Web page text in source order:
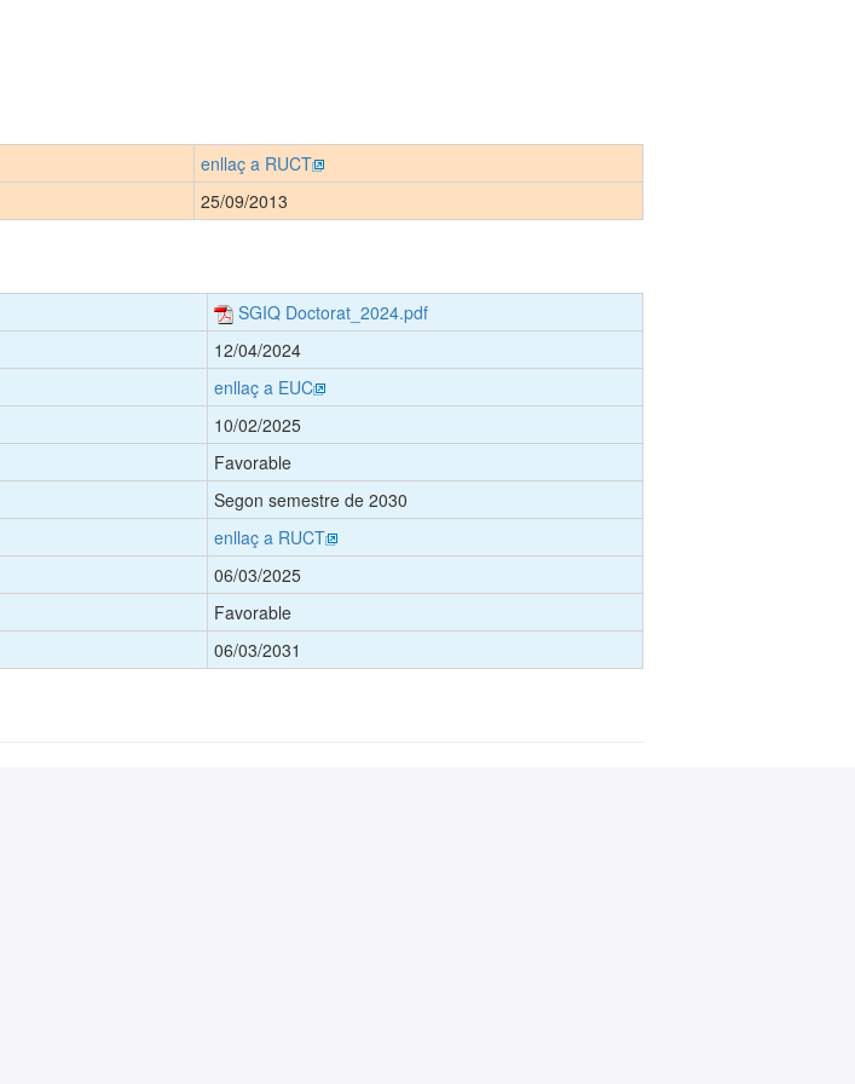
enllaç a RUCT
25/09/2013
SGIQ Doctorat_2024.pdf
12/04/2024
enllaç a EUC
10/02/2025
Favorable
Segon semestre de 2030
enllaç a RUCT
06/03/2025
Favorable
06/03/2031